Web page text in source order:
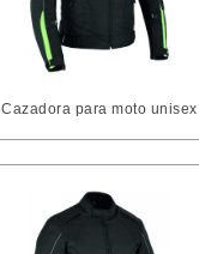
Cazadora para moto unisex